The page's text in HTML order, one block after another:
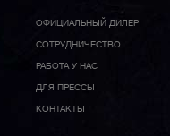
ОФИЦИАЛЬНЫЙ ДИЛЕР
CОТРУДНИЧЕСТВО
РАБОТА У НАС
ДЛЯ ПРЕССЫ
КОНТАКТЫ